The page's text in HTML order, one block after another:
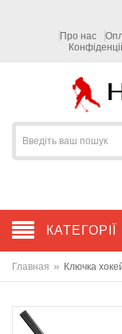
Про нас
КАТЕГОРІЇ
Главная » Ключка